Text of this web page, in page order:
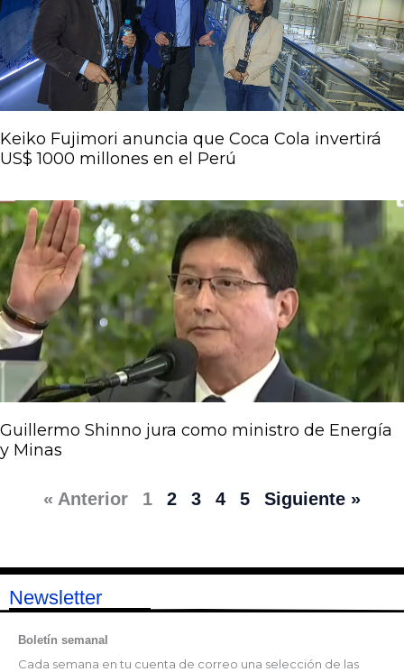
Keiko Fujimori anuncia que Coca Cola invertirá
US$ 1000 millones en el Perú
Guillermo Shinno jura como ministro de Energía
y Minas
« Anterior 1 2 3 4 5 Siguiente »
Newsletter
Boletín semanal
Cada semana en tu cuenta de correo una selección de las